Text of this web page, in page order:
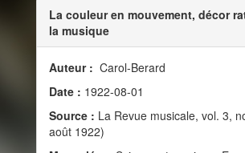
La couleur en mouvement, décor
la musique
Auteur : Carol-Berard
Date : 1922-08-01
Source : La Revue musicale, vol. 3,
août 1922)